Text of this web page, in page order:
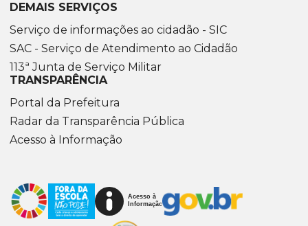
DEMAIS SERVIÇOS
Serviço de informações ao cidadão - SIC
SAC - Serviço de Atendimento ao Cidadão
113ª Junta de Serviço Militar
TRANSPARÊNCIA
Portal da Prefeitura
Radar da Transparência Pública
Acesso à Informação